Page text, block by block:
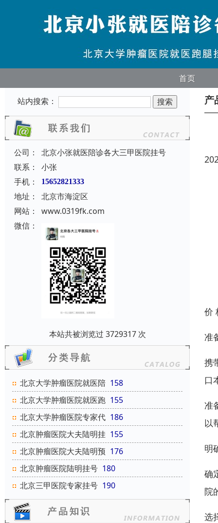
首页
站内搜索：
公司：
北京小张就医陪诊各大三甲医院挂号
联系：
小张
手机：
15652821333
地址：
北京市海淀区
网站：
www.0319fk.com
微信：
本站共被浏览过 3729317 次
北京大学肿瘤医院就医陪 158
北京大学肿瘤医院就医跑 155
北京大学肿瘤医院专家代 186
北京肿瘤医院大夫陆明挂 155
北京肿瘤医院大夫陆明预 176
北京肿瘤医院陆明挂号 180
北京三甲医院专家挂号 190
产
价
准
携
口
准
以
明
确
院
选